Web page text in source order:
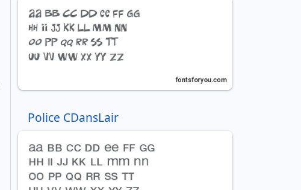
Police CDansLair